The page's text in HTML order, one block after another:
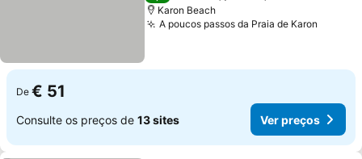
Karon Beach
A poucos passos da Praia de Karon
De € 51
Consulte os preços de 13 sites Ver preços